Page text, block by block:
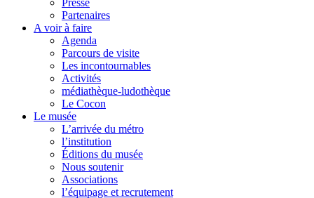
Partenaires
A voir à faire
Agenda
Parcours de visite
Les incontournables
Activités
médiathèque-ludothèque
Le Cocon
Le musée
L’arrivée du métro
l’institution
Éditions du musée
Nous soutenir
Associations
l’équipage et recrutement